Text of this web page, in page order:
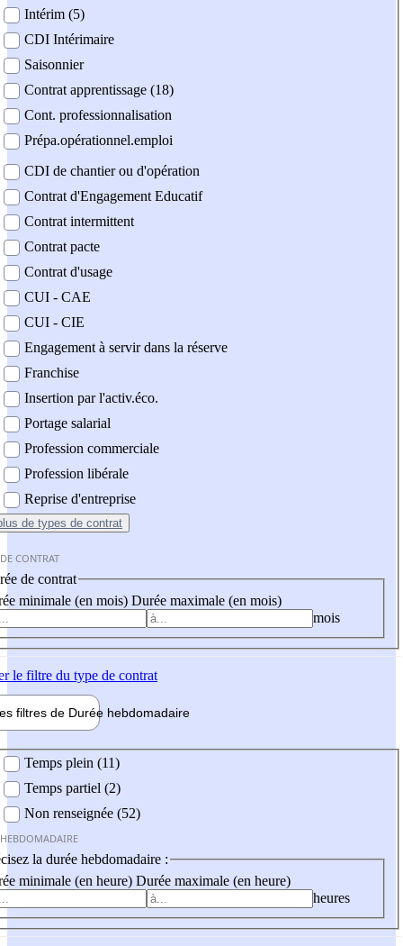
Intérim (5)
CDI Intérimaire
Saisonnier
Contrat apprentissage (18)
Cont. professionnalisation
Prépa.opérationnel.emploi
CDI de chantier ou d'opération
Contrat d'Engagement Educatif
Contrat intermittent
Contrat pacte
Contrat d'usage
CUI - CAE
CUI - CIE
Engagement à servir dans la réserve
Franchise
Insertion par l'activ.éco.
Portage salarial
Profession commerciale
Profession libérale
Reprise d'entreprise
de types de contrat
CONTRAT
de contrat
minimale (en mois) Durée maximale (en mois)
mois
le filtre du type de contrat
filtres de Durée hebdomadaire
Temps plein (11)
Temps partiel (2)
Non renseignée (52)
la durée hebdomadaire :
minimale (en heure) Durée maximale (en heure)
heures